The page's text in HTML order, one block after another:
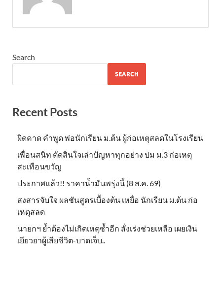
Search
SEARCH
Recent Posts
ผิดคาด คำพูด พ่อนักเรียน ม.ต้น ผู้ก่อเหตุสลดในโรงเรียน
เพื่อนสนิท ตัดสินใจเล่าปัญหาทุกอย่าง ปม ม.3 ก่อเหตุ
สะเทือนขวัญ
ประกาศแล้ว!! ราคาน้ำมันพรุ่งนี้ (8 ส.ค. 69)
สงสารจับใจ ผลชันสูตรเบื้องต้น เหยื่อ นักเรียน ม.ต้น ก่อ
เหตุสลด
นายกฯ ย้ำต้องไม่เกิดเหตุซ้ำอีก สั่งเร่งช่วยเหลือ เผยเงิน
เยียวยาผู้เสียชีวิต-บาดเจ็บ..